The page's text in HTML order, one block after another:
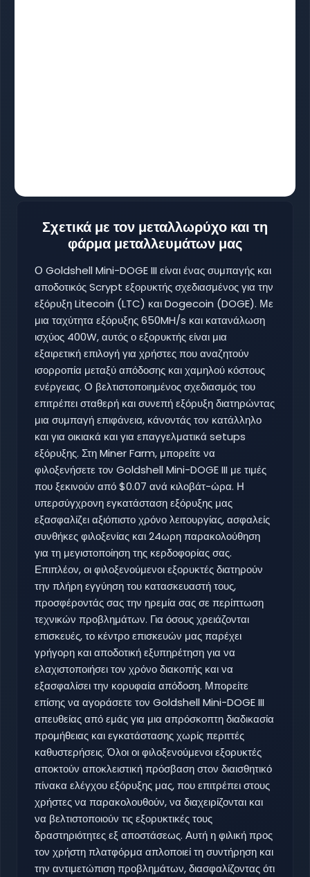
Σχετικά με τον μεταλλωρύχο και τη
φάρμα μεταλλευμάτων μας
Ο Goldshell Mini-DOGE III είναι ένας συμπαγής και
αποδοτικός Scrypt εξορυκτής σχεδιασμένος για την
εξόρυξη Litecoin (LTC) και Dogecoin (DOGE). Με
μια ταχύτητα εξόρυξης 650MH/s και κατανάλωση
ισχύος 400W, αυτός ο εξορυκτής είναι μια
εξαιρετική επιλογή για χρήστες που αναζητούν
ισορροπία μεταξύ απόδοσης και χαμηλού κόστους
ενέργειας. Ο βελτιστοποιημένος σχεδιασμός του
επιτρέπει σταθερή και συνεπή εξόρυξη διατηρώντας
μια συμπαγή επιφάνεια, κάνοντάς τον κατάλληλο
και για οικιακά και για επαγγελματικά setups
εξόρυξης. Στη Miner Farm, μπορείτε να
φιλοξενήσετε τον Goldshell Mini-DOGE III με τιμές
που ξεκινούν από $0.07 ανά κιλοβάτ-ώρα. Η
υπερσύγχρονη εγκατάσταση εξόρυξης μας
εξασφαλίζει αξιόπιστο χρόνο λειτουργίας, ασφαλείς
συνθήκες φιλοξενίας και 24ωρη παρακολούθηση
για τη μεγιστοποίηση της κερδοφορίας σας.
Επιπλέον, οι φιλοξενούμενοι εξορυκτές διατηρούν
την πλήρη εγγύηση του κατασκευαστή τους,
προσφέροντάς σας την ηρεμία σας σε περίπτωση
τεχνικών προβλημάτων. Για όσους χρειάζονται
επισκευές, το κέντρο επισκευών μας παρέχει
γρήγορη και αποδοτική εξυπηρέτηση για να
ελαχιστοποιήσει τον χρόνο διακοπής και να
εξασφαλίσει την κορυφαία απόδοση. Μπορείτε
επίσης να αγοράσετε τον Goldshell Mini-DOGE III
απευθείας από εμάς για μια απρόσκοπτη διαδικασία
προμήθειας και εγκατάστασης χωρίς περιττές
καθυστερήσεις. Όλοι οι φιλοξενούμενοι εξορυκτές
αποκτούν αποκλειστική πρόσβαση στον διαισθητικό
πίνακα ελέγχου εξόρυξης μας, που επιτρέπει στους
χρήστες να παρακολουθούν, να διαχειρίζονται και
να βελτιστοποιούν τις εξορυκτικές τους
δραστηριότητες εξ αποστάσεως. Αυτή η φιλική προς
τον χρήστη πλατφόρμα απλοποιεί τη συντήρηση και
την αντιμετώπιση προβλημάτων, διασφαλίζοντας ότι